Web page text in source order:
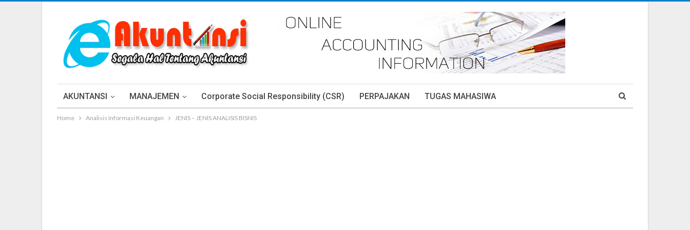
AKUNTANSI MANAJEMEN Corporate Social Responsibility (CSR) PERPAJAKAN TUGAS MAHASIWA
Home Analisis Informasi Keuangan JENIS – JENIS ANALISIS BISNIS